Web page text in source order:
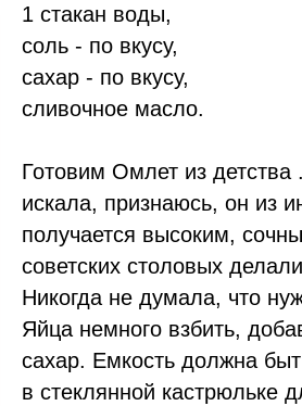
1 стакан воды,
соль - по вкусу,
сахар - по вкусу,
сливочное масло.
Готовим Омлет из детства
искала, признаюсь, он из
получается высоким,
советских столовых
Никогда не думала, что
Яйца немного взбить,
сахар. Емкость должна
в стеклянной кастрюльке